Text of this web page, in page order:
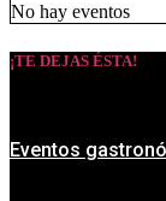
No hay eventos
¡TE DEJAS ÉSTA!
Eventos